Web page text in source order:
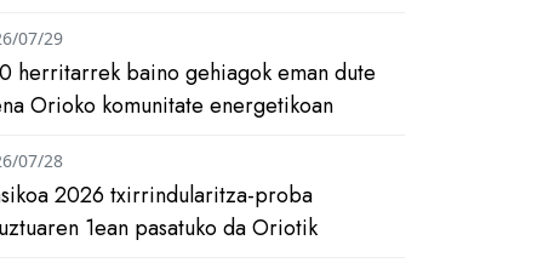
herritarrek baino gehiagok eman dute
Orioko komunitate energetikoan
07/29
2026 txirrindularitza-proba
1ean pasatuko da Oriotik
07/28